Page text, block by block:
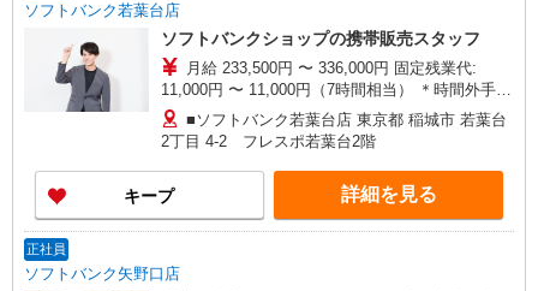
ソフトバンク若葉台店
ソフトバンクショップの携帯販売スタッフ
月給 233,500円 〜 336,000円 固定残業代:
11,000円 〜 11,000円（7時間相当） ＊時間外手当
は時間外労働の有無にかかわらず、固定残業代と
して支給し、相当時間を超える時間外労働分は法
定どおり追加で支給します。 試用期間あり 3ヶ月
※経験・能力による 【試用期間】月給 221172 円
〜 336000 円
■ソフトバンク若葉台店 東京都 稲城市 若葉台
2丁目 4‐2 フレスポ若葉台2階
キープ 詳細を見る
正社員
ソフトバンク矢野口店